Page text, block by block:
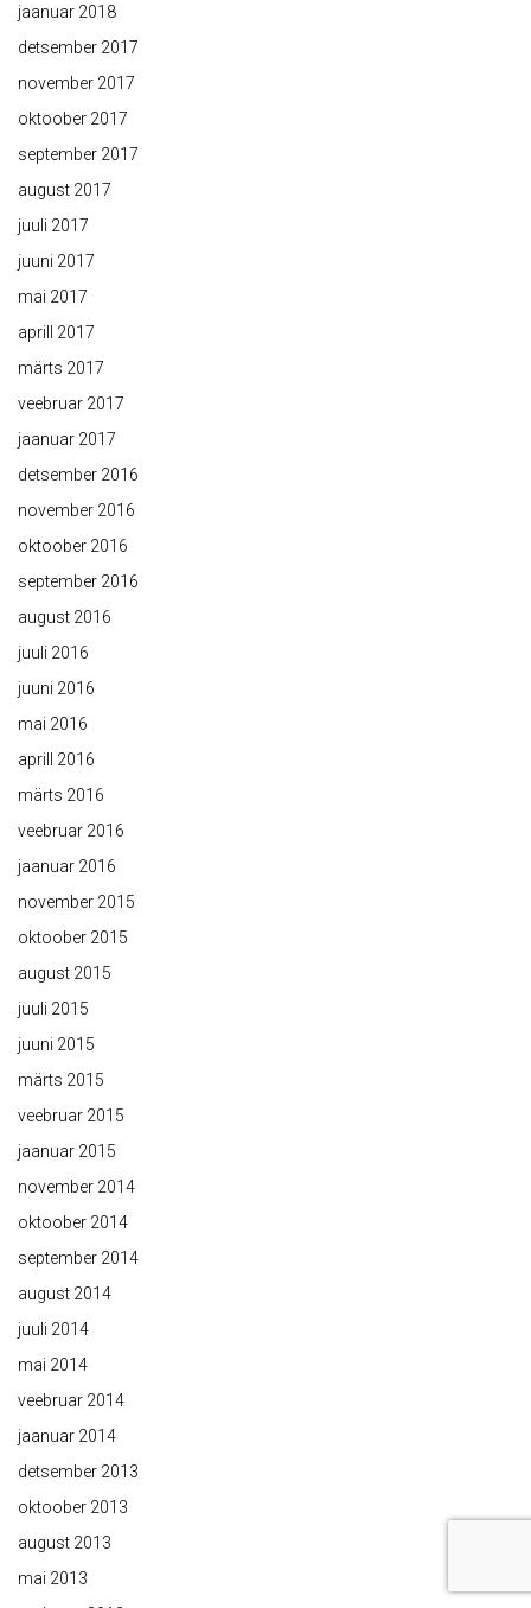
jaanuar 2018
detsember 2017
november 2017
oktoober 2017
september 2017
august 2017
juuli 2017
juuni 2017
mai 2017
aprill 2017
märts 2017
veebruar 2017
jaanuar 2017
detsember 2016
november 2016
oktoober 2016
september 2016
august 2016
juuli 2016
juuni 2016
mai 2016
aprill 2016
märts 2016
veebruar 2016
jaanuar 2016
november 2015
oktoober 2015
august 2015
juuli 2015
juuni 2015
märts 2015
veebruar 2015
jaanuar 2015
november 2014
oktoober 2014
september 2014
august 2014
juuli 2014
mai 2014
veebruar 2014
jaanuar 2014
detsember 2013
oktoober 2013
august 2013
mai 2013